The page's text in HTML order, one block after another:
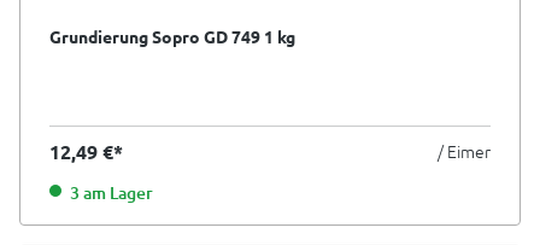
Grundierung Sopro GD 749 1 kg
12,49 €* / Eimer
3 am Lager